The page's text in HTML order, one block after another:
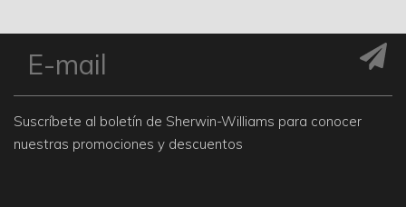
Suscríbete al boletín de Sherwin-Williams para conocer
nuestras promociones y descuentos